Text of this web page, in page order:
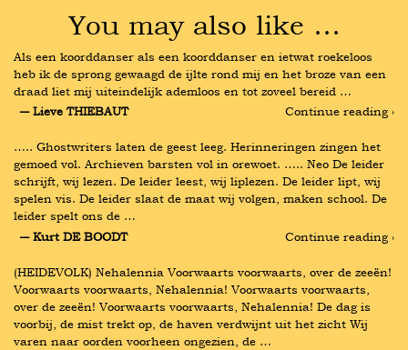
You may also like …
Als een koorddanser als een koorddanser en ietwat roekeloos
heb ik de sprong gewaagd de ijlte rond mij en het broze van een
draad liet mij uiteindelijk ademloos en tot zoveel bereid …
― Lieve THIEBAUT
Continue reading ›
….. Ghostwriters laten de geest leeg. Herinneringen zingen het
gemoed vol. Archieven barsten vol in orewoet. ….. Neo De leider
schrijft, wij lezen. De leider leest, wij liplezen. De leider lipt, wij
spelen vis. De leider slaat de maat wij volgen, maken school. De
leider spelt ons de …
― Kurt DE BOODT
Continue reading ›
(HEIDEVOLK) Nehalennia Voorwaarts voorwaarts, over de zeeën!
Voorwaarts voorwaarts, Nehalennia! Voorwaarts voorwaarts,
over de zeeën! Voorwaarts voorwaarts, Nehalennia! De dag is
voorbij, de mist trekt op, de haven verdwijnt uit het zicht Wij
varen naar oorden voorheen ongezien, de …